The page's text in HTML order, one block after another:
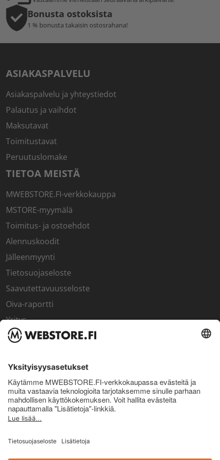
Bonusta ostoksista
1 % bonusta takaisin ostosrahana!
ASIAKASPALVELU
Asiakaspalvelu ja yhteystiedot
Palautus ja vaihdot
Maksutavat
Toimitustavat
Peruutuslomake
TIETOA MEISTÄ
MWEBSTORE.FI-verkkokauppa
MSTORE-myymälä
Toimitus- ja ostoehdot
Alennuskoodit
Jälleenmyynti
Tietosuojaseloste
Saavutettavuusseloste
Oiva-raportti
Yritys
SISÄPIIRI
Sisäpiirin bonusohjelma
Uutiskirje
Uutiset ja artikkelit